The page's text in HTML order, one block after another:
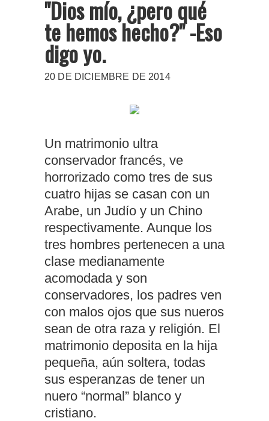
"Dios mío, ¿pero qué
te hemos hecho?" -Eso
digo yo.
20 DE DICIEMBRE DE 2014
Un matrimonio ultra
conservador francés, ve
horrorizado como tres de sus
cuatro hijas se casan con un
Arabe, un Judío y un Chino
respectivamente. Aunque los
tres hombres pertenecen a una
clase medianamente
acomodada y son
conservadores, los padres ven
con malos ojos que sus nueros
sean de otra raza y religión. El
matrimonio deposita en la hija
pequeña, aún soltera, todas
sus esperanzas de tener un
nuero “normal” blanco y
cristiano.